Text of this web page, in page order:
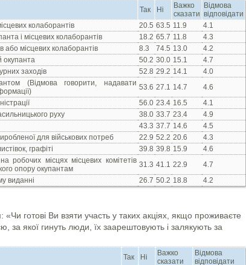
Так Ні
Важко
сказати
Відмова
відповідати
колаборантів
20.5 63.5 11.9
4.1
і місцевих колаборантів
18.2 65.7 11.8
4.3
або місцевих колаборантів
8.3 74.5 13.0
4.2
окупанта
50.2 30.0 15.1
4.7
заходів
52.8 29.2 14.1
4.0
(Відмова говорити, надавати 53.6 27.1 14.7
4.6
56.0 23.4 16.5
4.1
руху
38.0 33.7 23.4
4.9
43.3 37.7 14.6
4.5
для військових потреб
22.9 52.2 20.6
4.3
графіті
39.8 39.8 15.9
4.6
робочих місцях місцевих комітетів
опору окупантам
31.3 41.1 22.9
4.7
виданні
26.7 50.2 18.8 4.2
«Чи готові Ви взяти участь у таких акціях, якщо проживаєте
за якої гинуть люди, їх заарештовують і залякують за
Так Ні
Важко
сказати
Відмова
відповідати